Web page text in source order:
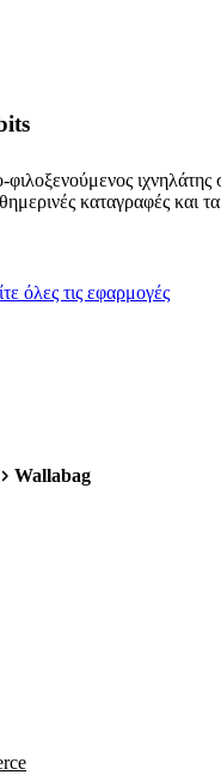
φιλοξενούμενος ιχνηλάτης
καταγραφές και
όλες τις εφαρμογές
Wallabag